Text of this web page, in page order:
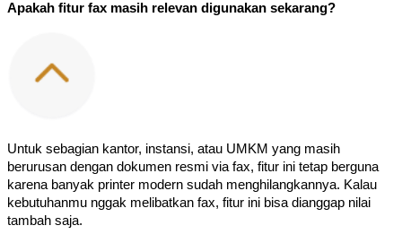
Apakah fitur fax masih relevan digunakan sekarang?
Untuk sebagian kantor, instansi, atau UMKM yang masih
berurusan dengan dokumen resmi via fax, fitur ini tetap berguna
karena banyak printer modern sudah menghilangkannya. Kalau
kebutuhanmu nggak melibatkan fax, fitur ini bisa dianggap nilai
tambah saja.